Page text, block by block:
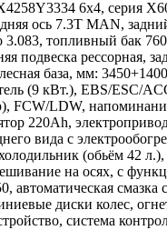
6x4, серия
ось 7.3Т MAN,
3.083, топливный бак
подвеска рессорная,
база, мм:
(9 кВт.), EBS/ESC/
FCW/LDW,
220Ah,
вида с
(обьём 42 л.),
на осях, с
автоматическая смазка
диски колес,
система